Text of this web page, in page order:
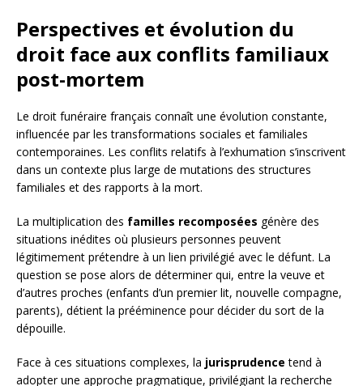
Perspectives et évolution du
droit face aux conflits familiaux
post-mortem
Le droit funéraire français connaît une évolution constante,
influencée par les transformations sociales et familiales
contemporaines. Les conflits relatifs à l’exhumation s’inscrivent
dans un contexte plus large de mutations des structures
familiales et des rapports à la mort.
La multiplication des familles recomposées génère des
situations inédites où plusieurs personnes peuvent
légitimement prétendre à un lien privilégié avec le défunt. La
question se pose alors de déterminer qui, entre la veuve et
d’autres proches (enfants d’un premier lit, nouvelle compagne,
parents), détient la prééminence pour décider du sort de la
dépouille.
Face à ces situations complexes, la jurisprudence tend à
adopter une approche pragmatique, privilégiant la recherche